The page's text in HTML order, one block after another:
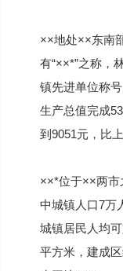
××地处××东南
有“××*”之称，
镇先进单位称
生产总值完成
到9051元，比
××*位于××两市
中城镇人口7万
城镇居民人均
平方米，建成